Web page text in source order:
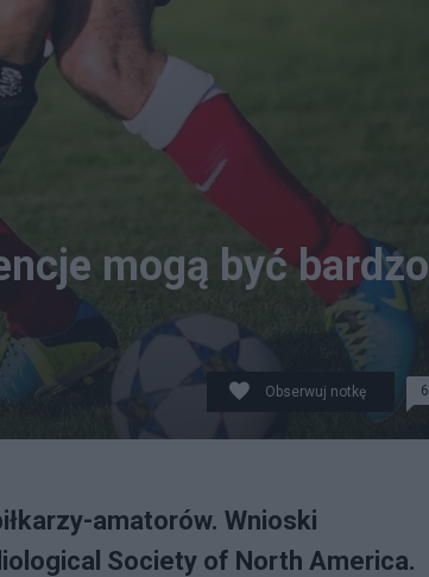
mogą być bardzo
Obserwuj notkę 6
amatorów. Wnioski
Society of North America.